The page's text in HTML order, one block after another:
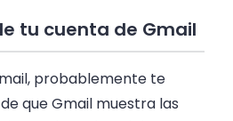
tu cuenta de Gmail
probablemente te
que Gmail muestra las